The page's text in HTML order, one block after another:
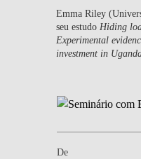
WHAT'S HAPPENING
Emma Riley
seu estudo Hiding
Experimental
investment in
De